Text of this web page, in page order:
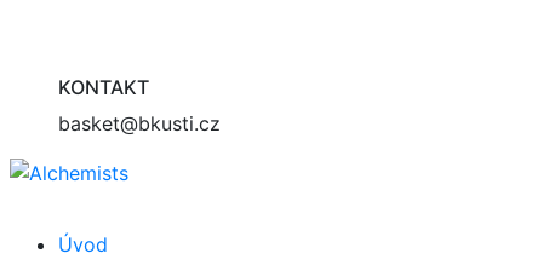
KONTAKT
basket@bkusti.cz
Úvod